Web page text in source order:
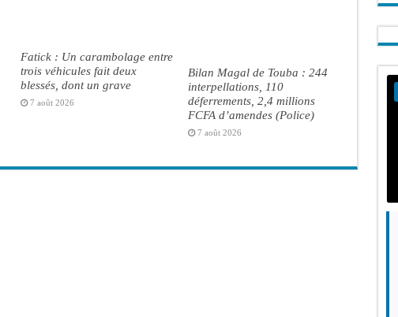
Fatick : Un carambolage entre
trois véhicules fait deux
blessés, dont un grave
7 août 2026
Bilan Magal de Touba : 244
interpellations, 110
déferrements, 2,4 millions
FCFA d’amendes (Police)
7 août 2026